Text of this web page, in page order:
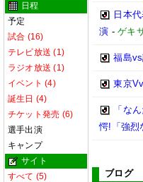
日程
予定
試合 (16)
テレビ放送 (1)
ラジオ放送 (1)
イベント (4)
誕生日 (4)
チケット発売 (6)
選手出演
キャンプ
サイト
すべて (5)
日本
演 -ゲキ
福島
東京
「な
愕!「強烈
ブログ